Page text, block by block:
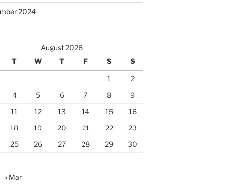
2024
August 2026
T W T F S S
1
2
4 5 6 7 8
9
11 12 13 14 15
16
18 19 20 21 22
23
25 26 27 28 29
30
« Mar